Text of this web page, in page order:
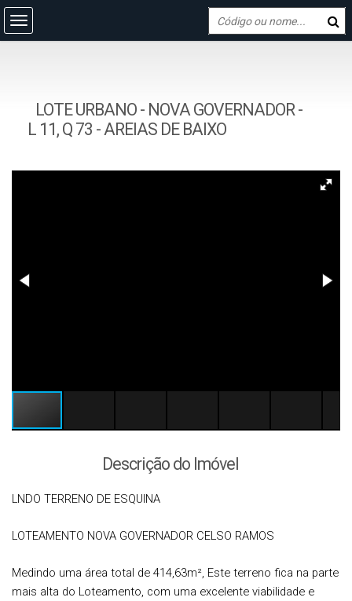
LOTE URBANO - NOVA GOVERNADOR -
L 11, Q 73 - AREIAS DE BAIXO
Descrição do Imóvel
LNDO TERRENO DE ESQUINA
LOTEAMENTO NOVA GOVERNADOR CELSO RAMOS
Medindo uma área total de 414,63m², Este terreno fica na parte
mais alta do Loteamento, com uma excelente viabilidade e